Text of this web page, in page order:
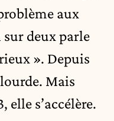
aux
sur deux parle
». Depuis
Mais
elle s’accélère.